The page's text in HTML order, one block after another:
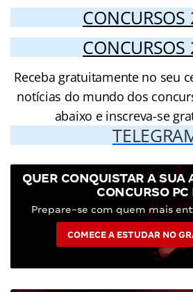
CONCURSOS
CONCURSOS
Receba gratuitamente no seu
notícias do mundo dos
abaixo e inscreva-se
QUER CONQUISTAR A SUA
CONCURSO PC
Prepare-se com quem mais
COMECE A ESTUDAR NO